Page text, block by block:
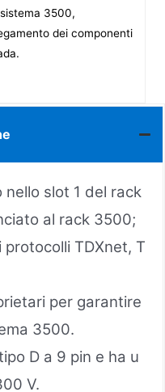
3500,
dei componenti
slot 1 del rack
al rack 3500;
TDXnet, T
per garantire
3500.
D a 9 pin e ha u
V.